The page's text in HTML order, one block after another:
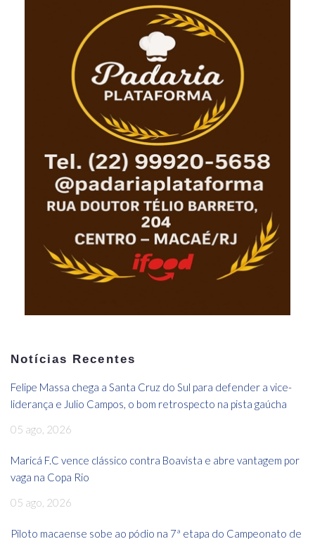
Notícias Recentes
Felipe Massa chega a Santa Cruz do Sul para defender a vice-
liderança e Julio Campos, o bom retrospecto na pista gaúcha
05 ago, 2026
Maricá F.C vence clássico contra Boavista e abre vantagem por
vaga na Copa Rio
05 ago, 2026
Piloto macaense sobe ao pódio na 7ª etapa do Campeonato de